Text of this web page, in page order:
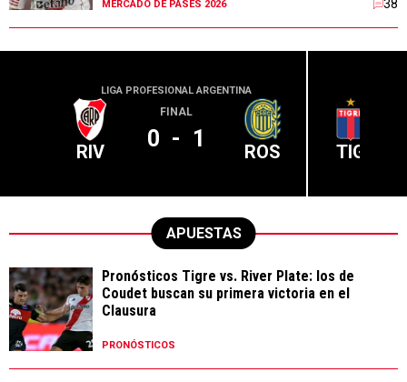
MERCADO DE PASES 2026 38
LIGA PROFESIONAL ARGENTINA
RIV
FINAL
0 - 1 ROS TIG
APUESTAS
Pronósticos Tigre vs. River Plate: los de
Coudet buscan su primera victoria en el
Clausura
PRONÓSTICOS